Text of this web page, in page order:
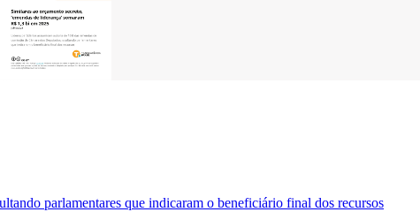
parlamentares que indicaram o beneficiário final dos recursos